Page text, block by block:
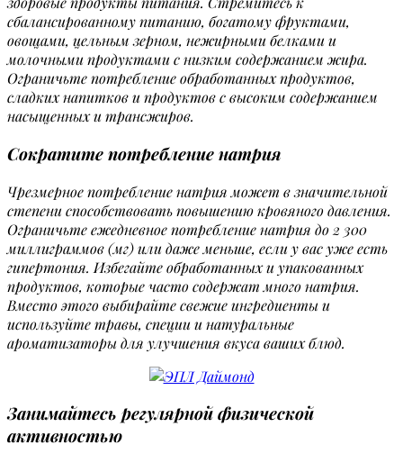
сбалансированному питанию, богатому фруктами,
овощами, цельным зерном, нежирными белками и
молочными продуктами с низким содержанием жира.
Ограничьте потребление обработанных продуктов,
сладких напитков и продуктов с высоким содержанием
насыщенных и трансжиров.
Сократите потребление натрия
Чрезмерное потребление натрия может в значительной
степени способствовать повышению кровяного давления.
Ограничьте ежедневное потребление натрия до 2 300
миллиграммов (мг) или даже меньше, если у вас уже есть
гипертония. Избегайте обработанных и упакованных
продуктов, которые часто содержат много натрия.
Вместо этого выбирайте свежие ингредиенты и
используйте травы, специи и натуральные
ароматизаторы для улучшения вкуса ваших блюд.
Занимайтесь регулярной физической
активностью